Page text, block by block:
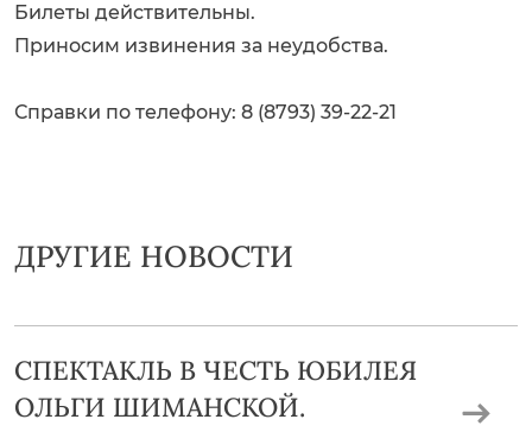
Билеты действительны.
Приносим извинения за неудобства.
Справки по телефону: 8 (8793) 39-22-21
ДРУГИЕ НОВОСТИ
СПЕКТАКЛЬ В ЧЕСТЬ ЮБИЛЕЯ
ОЛЬГИ ШИМАНСКОЙ.